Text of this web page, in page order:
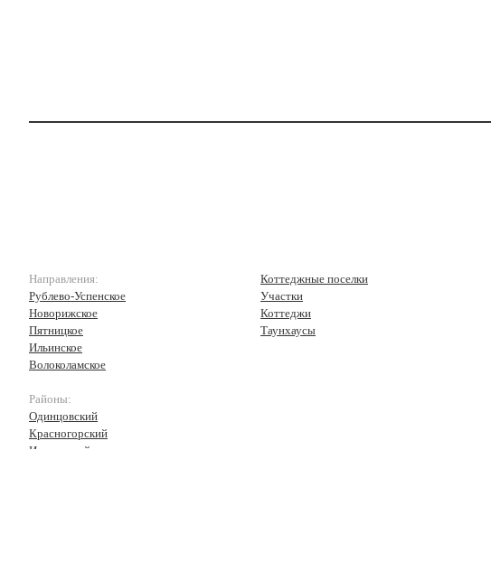
Направления:
Рублево-Успенское
Новорижское
Пятницкое
Ильинское
Волоколамское
Районы:
Одинцовский
Красногорский
Истринский
Коттеджные поселки
Участки
Коттеджи
Таунхаусы